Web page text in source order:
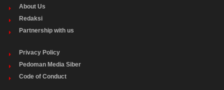
About Us
Redaksi
Partnership with us
Privacy Policy
Pedoman Media Siber
Code of Conduct